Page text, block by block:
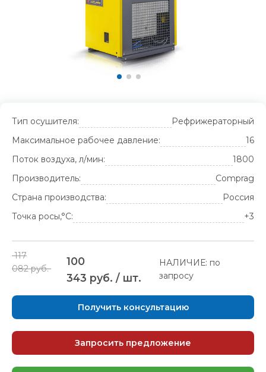
Тип осушителя:
Рефрижераторный
Максимальное рабочее давление:
16
Поток воздуха, л/мин:
1800
Производитель:
Comprag
Страна производства:
Россия
Точка росы,°С:
+3
117
082 руб.
100
343 руб. / шт.
НАЛИЧИЕ: по
запросу
Получить консультацию
Запросить предложение